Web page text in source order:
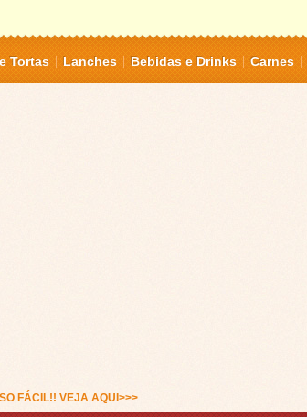
Tortas Lanches Bebidas e Drinks Carnes
FÁCIL!! VEJA AQUI>>>